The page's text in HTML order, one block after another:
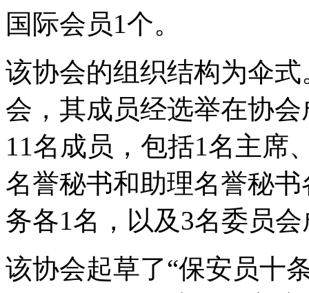
国际会员1个。
该协会的组织结构为伞
会，其成员经选举在协
11名成员，包括1名主席
名誉秘书和助理名誉秘
务各1名，以及3名委员
该协会起草了“保安员十